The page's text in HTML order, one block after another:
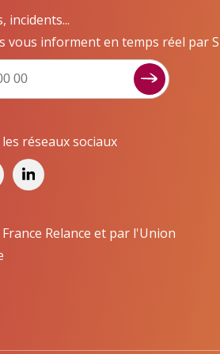
incidents...
vous informent en temps réel par
réseaux sociaux
Relance et par l'Union
Signaler un
Cliquez ici pour interagir avec
votre ville !